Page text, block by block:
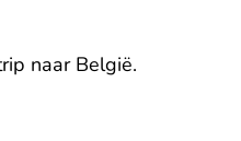
naar België.